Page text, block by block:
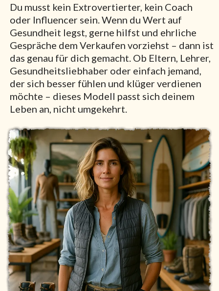
Du musst kein Extrovertierter, kein Coach
oder Influencer sein. Wenn du Wert auf
Gesundheit legst, gerne hilfst und ehrliche
Gespräche dem Verkaufen vorziehst – dann ist
das genau für dich gemacht. Ob Eltern, Lehrer,
Gesundheitsliebhaber oder einfach jemand,
der sich besser fühlen und klüger verdienen
möchte – dieses Modell passt sich deinem
Leben an, nicht umgekehrt.